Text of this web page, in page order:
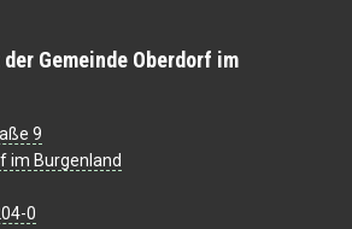
Gemeinde Oberdorf im
9
im Burgenland
0